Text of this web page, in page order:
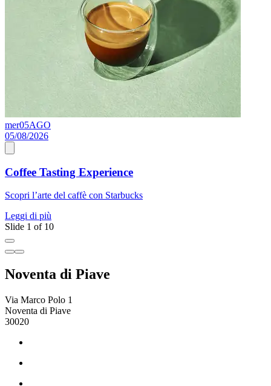
mer05AGO
05/08/2026
Coffee Tasting Experience
Scopri l’arte del caffè con Starbucks
Leggi di più
Slide 1 of 10
Noventa di Piave
Via Marco Polo 1
Noventa di Piave
30020